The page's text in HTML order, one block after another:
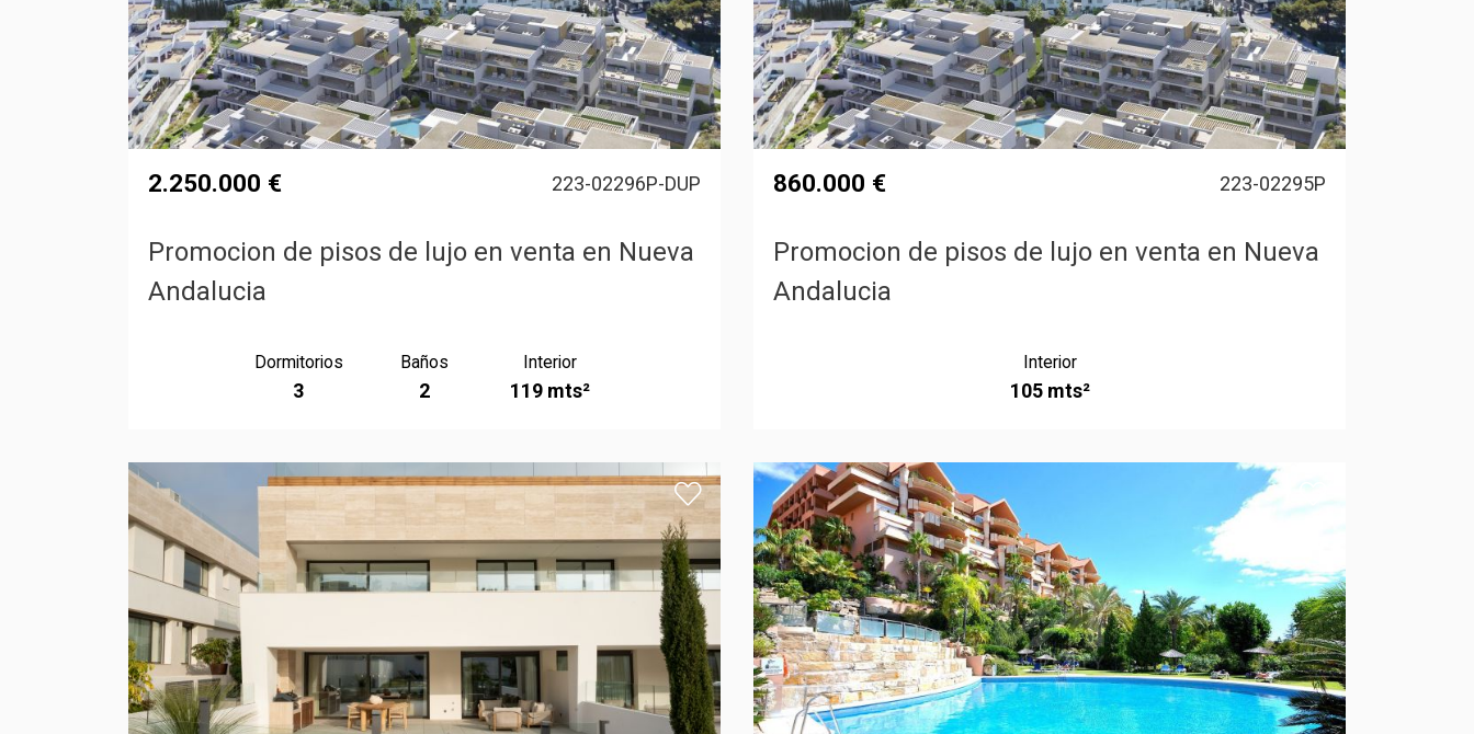
2.250.000 € 223-02296P-DUP
Promocion de pisos de lujo en venta en Nueva
Andalucia
Dormitorios
3
Baños
2
Interior
119 mts²
860.000 € 223-02295P
Promocion de pisos de lujo en venta en Nueva
Andalucia
Interior
105 mts²